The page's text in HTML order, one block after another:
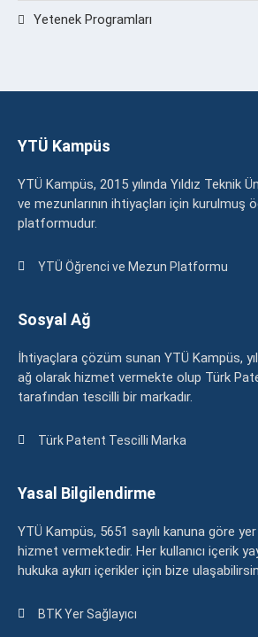
Yetenek Programları
YTÜ Kampüs
YTÜ Kampüs, 2015 yılında Yıldız Teknik
ve mezunlarının ihtiyaçları için kurulmuş
platformudur.
YTÜ Öğrenci ve Mezun Platformu
Sosyal Ağ
İhtiyaçlara çözüm sunan YTÜ Kampüs,
ağ olarak hizmet vermekte olup Türk
tarafından tescilli bir markadır.
Türk Patent Tescilli Marka
Yasal Bilgilendirme
YTÜ Kampüs, 5651 sayılı kanuna göre
hizmet vermektedir. Her kullanıcı içerik
hukuka aykırı içerikler için bize
BTK Yer Sağlayıcı